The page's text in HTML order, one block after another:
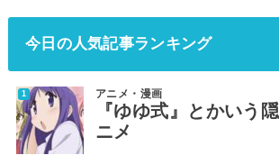
今日の人気記事ランキング
アニメ・漫画
『ゆゆ式』とかいう
ニメ